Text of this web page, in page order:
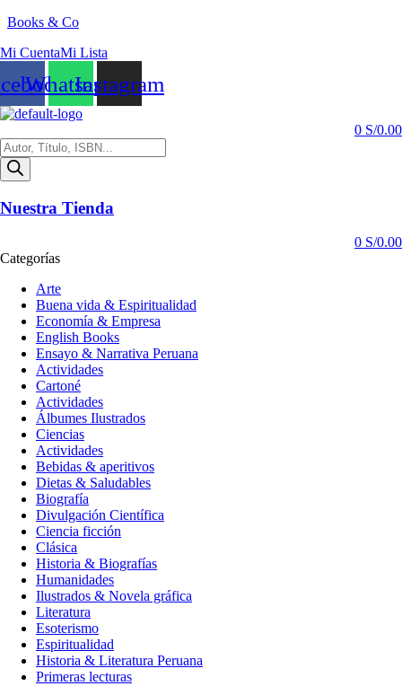
Books & Co
Mi CuentaMi Lista
WhatsappInstagram
0 S/0.00
Búsqueda
de
productos
Nuestra Tienda
0 S/0.00
Categorías
Arte
Buena vida & Espiritualidad
Economía & Empresa
English Books
Ensayo & Narrativa Peruana
Actividades
Cartoné
Actividades
Álbumes Ilustrados
Ciencias
Actividades
Bebidas & aperitivos
Dietas & Saludables
Biografía
Divulgación Científica
Ciencia ficción
Clásica
Historia & Biografías
Humanidades
Ilustrados & Novela gráfica
Literatura
Esoterismo
Espiritualidad
Historia & Literatura Peruana
Primeras lecturas